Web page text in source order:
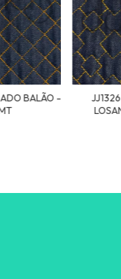
BALÃO -